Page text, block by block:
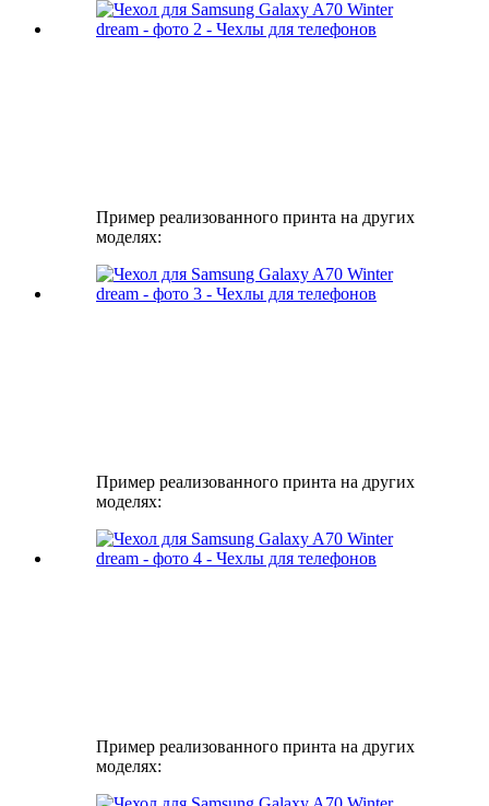
Пример реализованного принта на других
моделях:
Пример реализованного принта на других
моделях:
Пример реализованного принта на других
моделях: